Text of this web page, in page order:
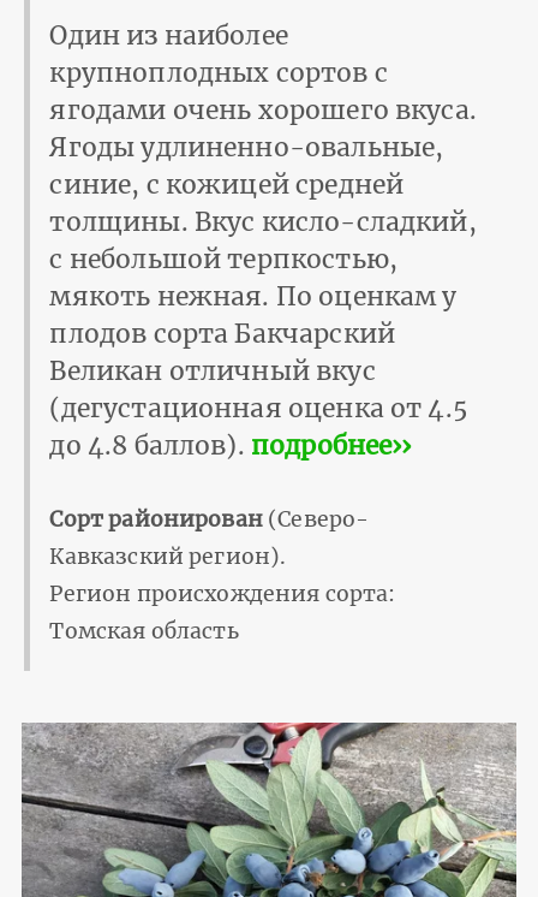
Один из наиболее
крупноплодных сортов с
ягодами очень хорошего вкуса.
Ягоды удлиненно-овальные,
синие, с кожицей средней
толщины. Вкус кисло-сладкий,
с небольшой терпкостью,
мякоть нежная. По оценкам у
плодов сорта Бакчарский
Великан отличный вкус
(дегустационная оценка от 4.5
до 4.8 баллов). подробнее››
Сорт районирован(Северо-
Кавказский регион).
Регион происхождения сорта:
Томская область